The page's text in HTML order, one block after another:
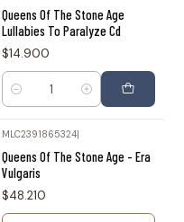
Queens Of The Stone Age
Lullabies To Paralyze Cd
$14.900
Cantidad
MLC2391865324|
Queens Of The Stone Age - Era
Vulgaris
$48.210